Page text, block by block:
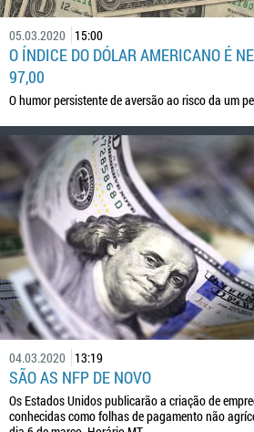
05.03.2020 15:00
O ÍNDICE DO DÓLAR AMERICANO É
97,00
O humor persistente de aversão ao risco da um
04.03.2020 13:19
SÃO AS NFP DE NOVO
Os Estados Unidos publicarão a criação de
conhecidas como folhas de pagamento não